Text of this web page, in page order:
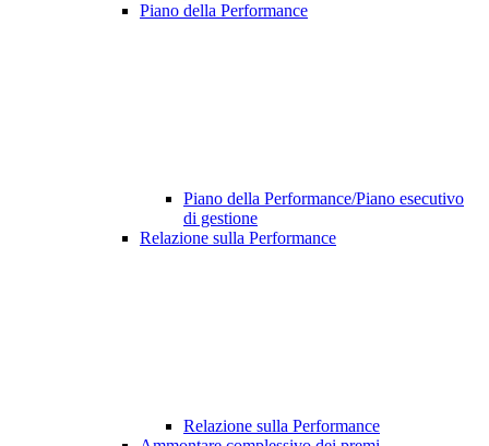
Piano della Performance
Piano della Performance/Piano esecutivo
di gestione
Relazione sulla Performance
Relazione sulla Performance